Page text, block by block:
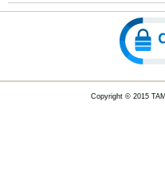
Copyright © 2015